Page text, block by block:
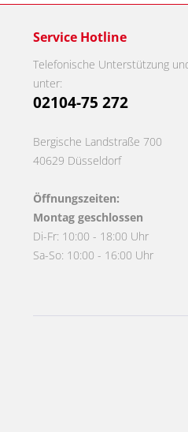
Service Hotline
Telefonische Unterstützung
unter:
02104-75 272
Bergische Landstraße 700
40629 Düsseldorf
Öffnungszeiten:
Montag geschlossen
Di-Fr: 10:00 - 18:00 Uhr
Sa-So: 10:00 - 16:00 Uhr